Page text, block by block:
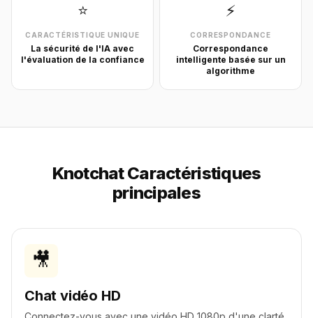
⭐
CARACTÉRISTIQUE UNIQUE
La sécurité de l'IA avec
l'évaluation de la confiance
⚡
CORRESPONDANCE
Correspondance
intelligente basée sur un
algorithme
Knotchat Caractéristiques
principales
🎥
Chat vidéo HD